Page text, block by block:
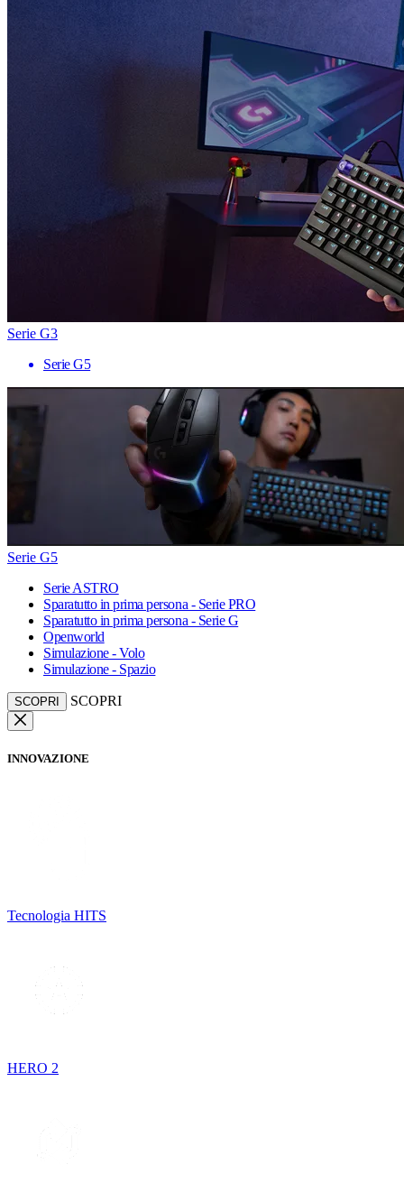
Serie G3
Serie G5
Serie G5
Serie ASTRO
Sparatutto in prima persona - Serie PRO
Sparatutto in prima persona - Serie G
Openworld
Simulazione - Volo
Simulazione - Spazio
SCOPRI SCOPRI
INNOVAZIONE
Tecnologia HITS
HERO 2